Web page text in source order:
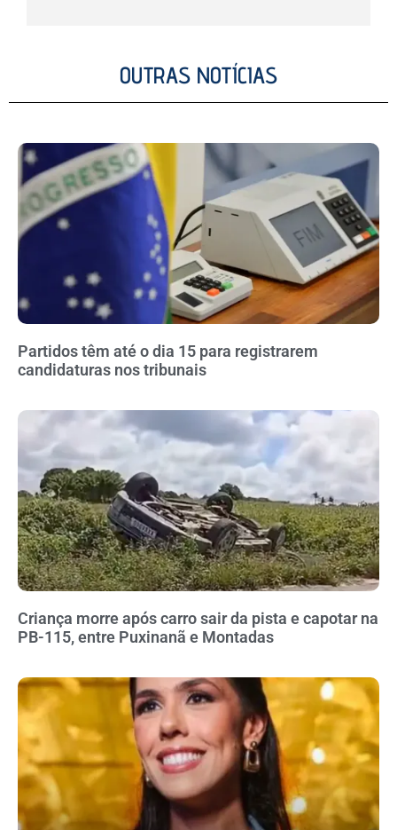
OUTRAS NOTÍCIAS
Partidos têm até o dia 15 para registrarem
candidaturas nos tribunais
Criança morre após carro sair da pista e capotar na
PB-115, entre Puxinanã e Montadas